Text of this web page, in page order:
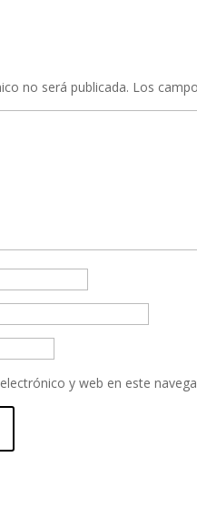
no será publicada. Los
y web en este